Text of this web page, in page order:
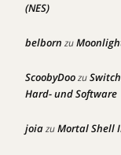
(NES)
belborn zu
ScoobyDoozu
Hard- und Software
joiazuMortal Shell